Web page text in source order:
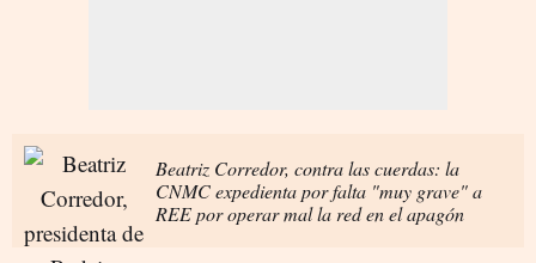
Beatriz Corredor, contra las cuerdas: la
CNMC expedienta por falta "muy grave" a
REE por operar mal la red en el apagón